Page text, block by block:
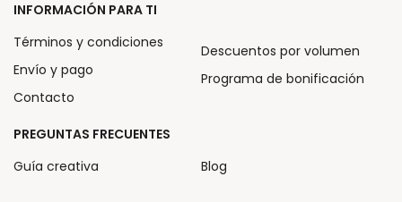
INFORMACIÓN PARA TI
Términos y condiciones
Envío y pago
Contacto
Descuentos por volumen
Programa de bonificación
PREGUNTAS FRECUENTES
Guía creativa
Blog